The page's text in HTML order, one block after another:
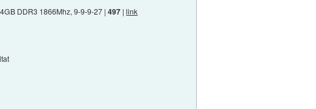
DDR3 1866Mhz, 9-9-9-27 |497 |link